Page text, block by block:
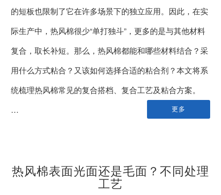
的短板也限制了它在许多场景下的独立应用。因此，在实
际生产中，热风棉很少“单打独斗”，更多的是与其他材料
复合，取长补短。那么，热风棉都能和哪些材料结合？采
用什么方式粘合？又该如何选择合适的粘合剂？本文将系
统梳理热风棉常见的复合搭档、复合工艺及粘合方案。
…
更多
热风棉表面光面还是毛面？不同处理
工艺